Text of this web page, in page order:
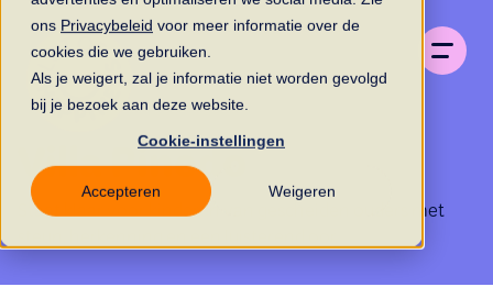
ons Privacybeleid voor meer informatie over de
cookies die we gebruiken.
Als je weigert, zal je informatie niet worden gevolgd
bij je bezoek aan deze website.
Cookie-instellingen
Accepteren Weigeren
Villa Pinedo
Staat klaar voor kinderen van gescheiden ouders met